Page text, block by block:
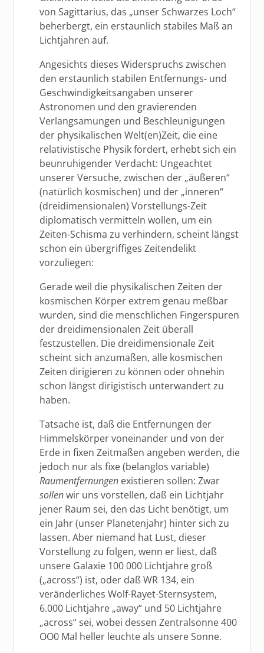
von Sagittarius, das „unser Schwarzes Loch“
beherbergt, ein erstaunlich stabiles Maß an
Lichtjahren auf.
Angesichts dieses Widerspruchs zwischen
den erstaunlich stabilen Entfernungs- und
Geschwindigkeitsangaben unserer
Astronomen und den gravierenden
Verlangsamungen und Beschleunigungen
der physikalischen Welt(en)Zeit, die eine
relativistische Physik fordert, erhebt sich ein
beunruhigender Verdacht: Ungeachtet
unserer Versuche, zwischen der „äußeren“
(natürlich kosmischen) und der „inneren“
(dreidimensionalen) Vorstellungs-Zeit
diplomatisch vermitteln wollen, um ein
Zeiten-Schisma zu verhindern, scheint längst
schon ein übergriffiges Zeitendelikt
vorzuliegen:
Gerade weil die physikalischen Zeiten der
kosmischen Körper extrem genau meßbar
wurden, sind die menschlichen Fingerspuren
der dreidimensionalen Zeit überall
festzustellen. Die dreidimensionale Zeit
scheint sich anzumaßen, alle kosmischen
Zeiten dirigieren zu können oder ohnehin
schon längst dirigistisch unterwandert zu
haben.
Tatsache ist, daß die Entfernungen der
Himmelskörper voneinander und von der
Erde in fixen Zeitmaßen angeben werden, die
jedoch nur als fixe (belanglos variable)
Raumentfernungen existieren sollen: Zwar
sollenwir uns vorstellen, daß ein Lichtjahr
jener Raum sei, den das Licht benötigt, um
ein Jahr (unser Planetenjahr) hinter sich zu
lassen. Aber niemand hat Lust, dieser
Vorstellung zu folgen, wenn er liest, daß
unsere Galaxie 100 000 Lichtjahre groß
(„across“) ist, oder daß WR 134, ein
veränderliches Wolf-Rayet-Sternsystem,
6.000 Lichtjahre „away“ und 50 Lichtjahre
„across“ sei, wobei dessen Zentralsonne 400
OO0 Mal heller leuchte als unsere Sonne.